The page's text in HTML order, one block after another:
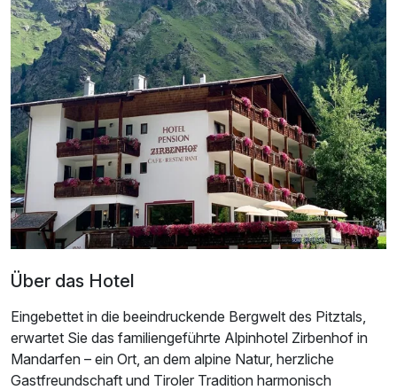
Ausstattung
Für 3 Tage p.P. ab153,70 €
Doppelzimmer Bergblick
2 Erwachsene
Über das Hotel
Eingebettet in die beeindruckende Bergwelt des Pitztals,
erwartet Sie das familiengeführte Alpinhotel Zirbenhof in
Mandarfen – ein Ort, an dem alpine Natur, herzliche
Gastfreundschaft und Tiroler Tradition harmonisch